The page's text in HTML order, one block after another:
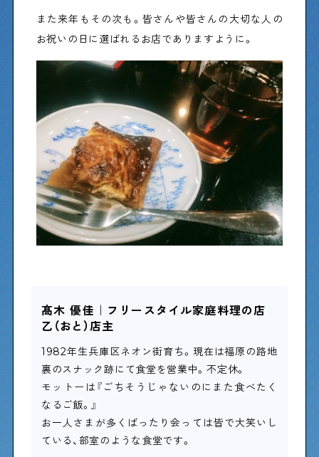
また来年もその次も。皆さんや皆さんの大切な人の
お祝いの日に選ばれるお店でありますように。
髙木 優佳｜フリースタイル家庭料理の店
乙（おと）店主
1982年生兵庫区ネオン街育ち。現在は福原の路地
裏のスナック跡にて食堂を営業中。不定休。
モットーは『ごちそうじゃないのにまた食べたく
なるご飯。』
お一人さまが多くばったり会っては皆で大笑いし
ている、部室のような食堂です。